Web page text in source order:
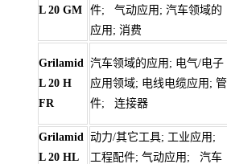
L 20 GM
件; 气动应用; 汽车领域的
应用; 消费
Grilamid
L 20 H
FR
汽车领域的应用; 电气/电子
应用领域; 电线电缆应用; 管
件; 连接器
Grilamid
L 20 HL
动力/其它工具; 工业应用;
工程配件; 气动应用; 汽车